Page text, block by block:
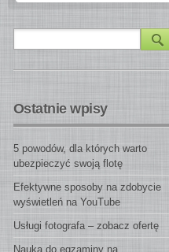
Ostatnie wpisy
5 powodów, dla których warto
ubezpieczyć swoją flotę
Efektywne sposoby na zdobycie
wyświetleń na YouTube
Usługi fotografa – zobacz ofertę
Nauka do egzaminy na